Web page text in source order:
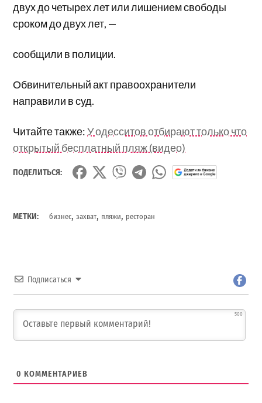
двух до четырех лет или лишением свободы
сроком до двух лет, —
сообщили в полиции.
Обвинительный акт правоохранители
направили в суд.
Читайте также:У одесситов отбирают только что
открытый бесплатный пляж (видео)
ПОДЕЛИТЬСЯ:
МЕТКИ: бизнес,захват, пляжи, ресторан
Подписаться
500
0 КОММЕНТАРИЕВ